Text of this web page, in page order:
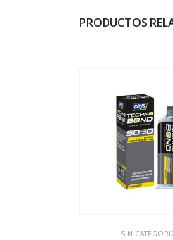
PRODUCTOS
SIN